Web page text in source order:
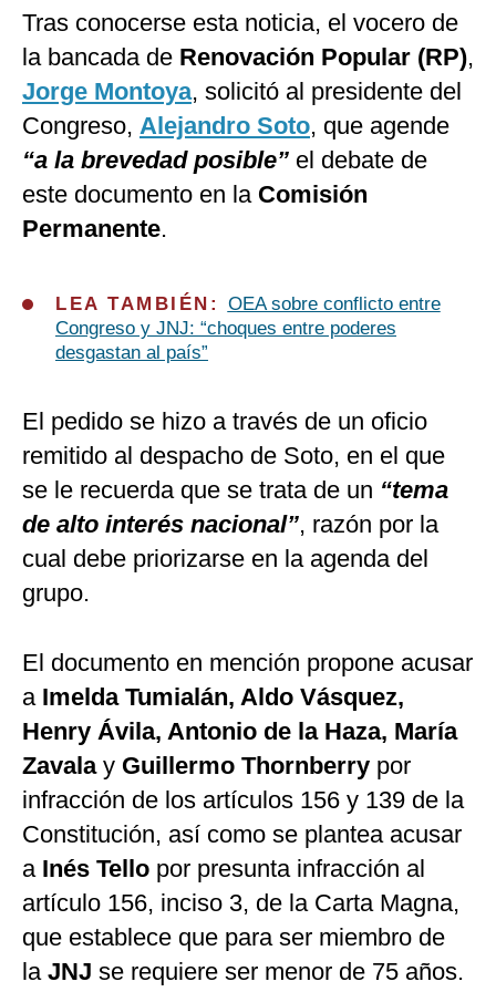
Tras conocerse esta noticia, el vocero de
la bancada de Renovación Popular (RP),
Jorge Montoya, solicitó al presidente del
Congreso, Alejandro Soto, que agende
“a la brevedad posible” el debate de
este documento en la Comisión
Permanente.
LEA TAMBIÉN: OEA sobre conflicto entre
Congreso y JNJ: “choques entre poderes
desgastan al país”
El pedido se hizo a través de un oficio
remitido al despacho de Soto, en el que
se le recuerda que se trata de un “tema
de alto interés nacional”, razón por la
cual debe priorizarse en la agenda del
grupo.
El documento en mención propone acusar
a Imelda Tumialán, Aldo Vásquez,
Henry Ávila, Antonio de la Haza, María
Zavala y Guillermo Thornberry por
infracción de los artículos 156 y 139 de la
Constitución, así como se plantea acusar
a Inés Tello por presunta infracción al
artículo 156, inciso 3, de la Carta Magna,
que establece que para ser miembro de
la JNJ se requiere ser menor de 75 años.